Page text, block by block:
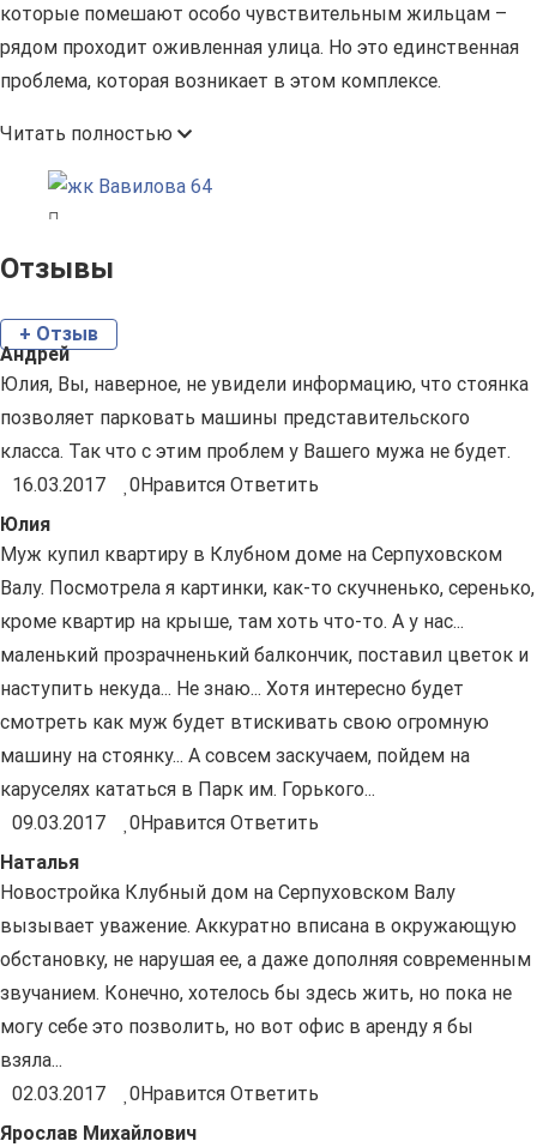
которые помешают особо чувствительным жильцам –
рядом проходит оживленная улица. Но это единственная
проблема, которая возникает в этом комплексе.
Читать полностью
Отзывы
+ Отзыв
Андрей
Юлия, Вы, наверное, не увидели информацию, что стоянка
позволяет парковать машины представительского
класса. Так что с этим проблем у Вашего мужа не будет.
16.03.2017
0Нравится Ответить
Юлия
Муж купил квартиру в Клубном доме на Серпуховском
Валу. Посмотрела я картинки, как-то скучненько, серенько,
кроме квартир на крыше, там хоть что-то. А у нас...
маленький прозрачненький балкончик, поставил цветок и
наступить некуда... Не знаю... Хотя интересно будет
смотреть как муж будет втискивать свою огромную
машину на стоянку... А совсем заскучаем, пойдем на
каруселях кататься в Парк им. Горького...
09.03.2017
0Нравится Ответить
Наталья
Новостройка Клубный дом на Серпуховском Валу
вызывает уважение. Аккуратно вписана в окружающую
обстановку, не нарушая ее, а даже дополняя современным
звучанием. Конечно, хотелось бы здесь жить, но пока не
могу себе это позволить, но вот офис в аренду я бы
взяла...
02.03.2017
0Нравится Ответить
Ярослав Михайлович